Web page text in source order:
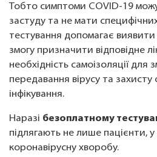
Тобто симптоми COVID-19
застуду та не мати
тестування допомагає
змогу призначити відповідне
необхідність самоізоляції для
передавання вірусу та захисту
інфікування.
Наразі безоплатному
підлягають не лише пацієнти,
коронавірусну хворобу.